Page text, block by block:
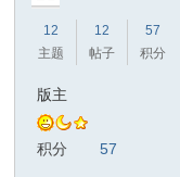
12
主题
12
帖子
57
积分
版主
积分 57